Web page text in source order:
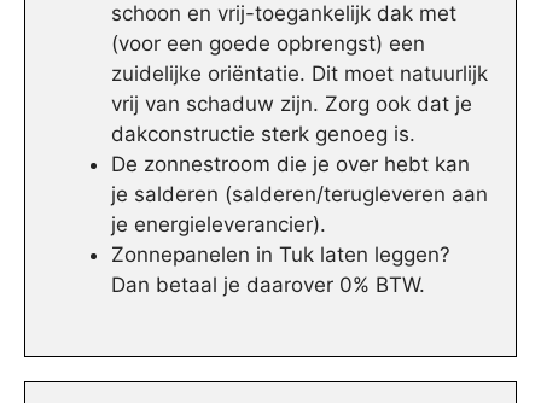
schoon en vrij-toegankelijk dak met
(voor een goede opbrengst) een
zuidelijke oriëntatie. Dit moet natuurlijk
vrij van schaduw zijn. Zorg ook dat je
dakconstructie sterk genoeg is.
De zonnestroom die je over hebt kan
je salderen (salderen/terugleveren aan
je energieleverancier).
Zonnepanelen in Tuk laten leggen?
Dan betaal je daarover 0% BTW.